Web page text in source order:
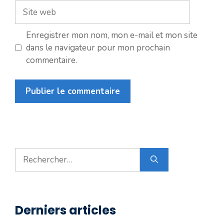
Site
web
Enregistrer mon nom, mon e-mail et mon site
dans le navigateur pour mon prochain
commentaire.
Rechercher :
Derniers articles